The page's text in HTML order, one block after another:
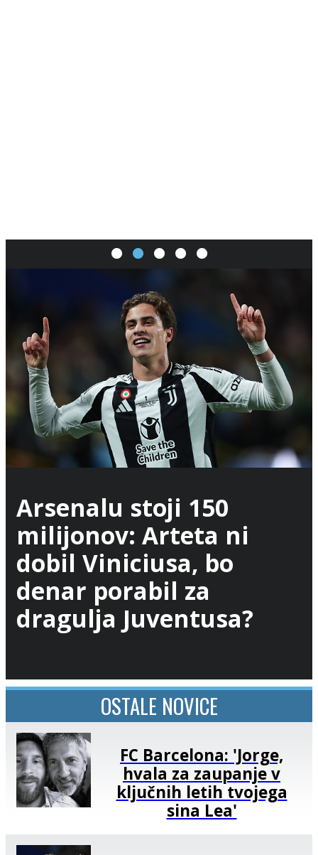
Arsenalu stoji 150
milijonov: Arteta ni
dobil Viniciusa, bo
denar porabil za
dragulja Juventusa?
OSTALE NOVICE
FC Barcelona: 'Jorge,
hvala za zaupanje v
ključnih letih tvojega
sina Lea'